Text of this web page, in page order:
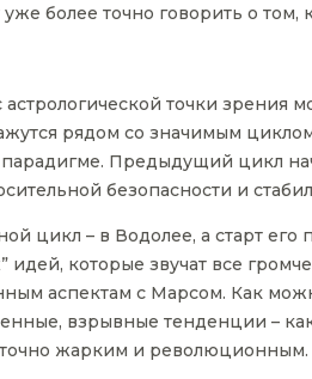
более точно говорить о том,
точки зрения
рядом со значимым
Предыдущий цикл
безопасности и
цикл – в Водолее, а старт
идей, которые звучат все
аспектам с Марсом. Как
взрывные тенденции –
жарким и революционным.